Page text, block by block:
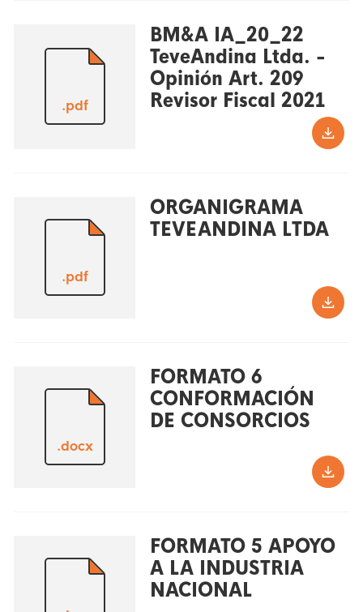
.pdf
BM&A IA_20_22
TeveAndina Ltda. -
Opinión Art. 209
Revisor Fiscal 2021
.pdf
ORGANIGRAMA
TEVEANDINA LTDA
.docx
FORMATO 6
CONFORMACIÓN
DE CONSORCIOS
FORMATO 5 APOYO
A LA INDUSTRIA
NACIONAL